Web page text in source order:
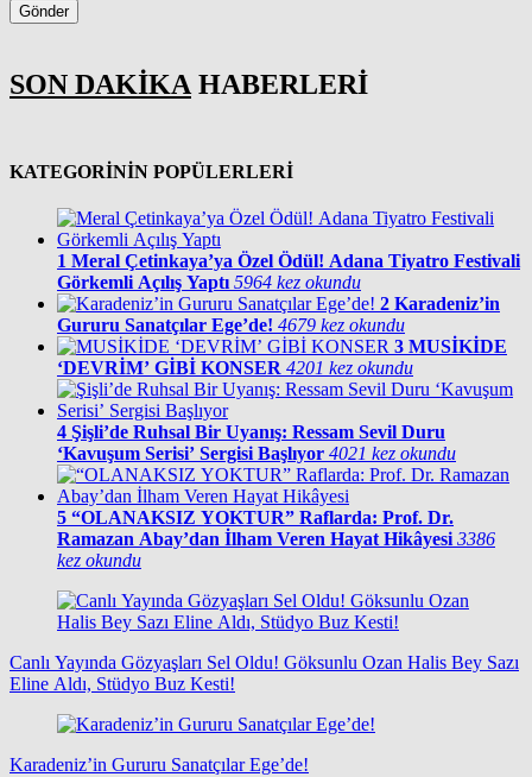
Gönder
SON DAKİKA HABERLERİ
KATEGORİNİN POPÜLERLERİ
1 Meral Çetinkaya’ya Özel Ödül! Adana Tiyatro Festivali
Görkemli Açılış Yaptı 5964 kez okundu
2 Karadeniz’in
Gururu Sanatçılar Ege’de! 4679 kez okundu
3 MUSİKİDE
‘DEVRİM’ GİBİ KONSER 4201 kez okundu
4 Şişli’de Ruhsal Bir Uyanış: Ressam Sevil Duru
‘Kavuşum Serisi’ Sergisi Başlıyor 4021 kez okundu
5 “OLANAKSIZ YOKTUR” Raflarda: Prof. Dr.
Ramazan Abay’dan İlham Veren Hayat Hikâyesi 3386
kez okundu
Canlı Yayında Gözyaşları Sel Oldu! Göksunlu Ozan Halis Bey Sazı
Eline Aldı, Stüdyo Buz Kesti!
Karadeniz’in Gururu Sanatçılar Ege’de!